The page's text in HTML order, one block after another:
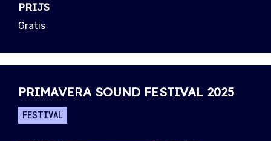
PRIJS
Gratis
PRIMAVERA SOUND FESTIVAL 2025
FESTIVAL